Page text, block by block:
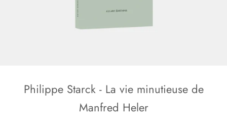
Philippe Starck - La vie minutieuse de
Manfred Heler